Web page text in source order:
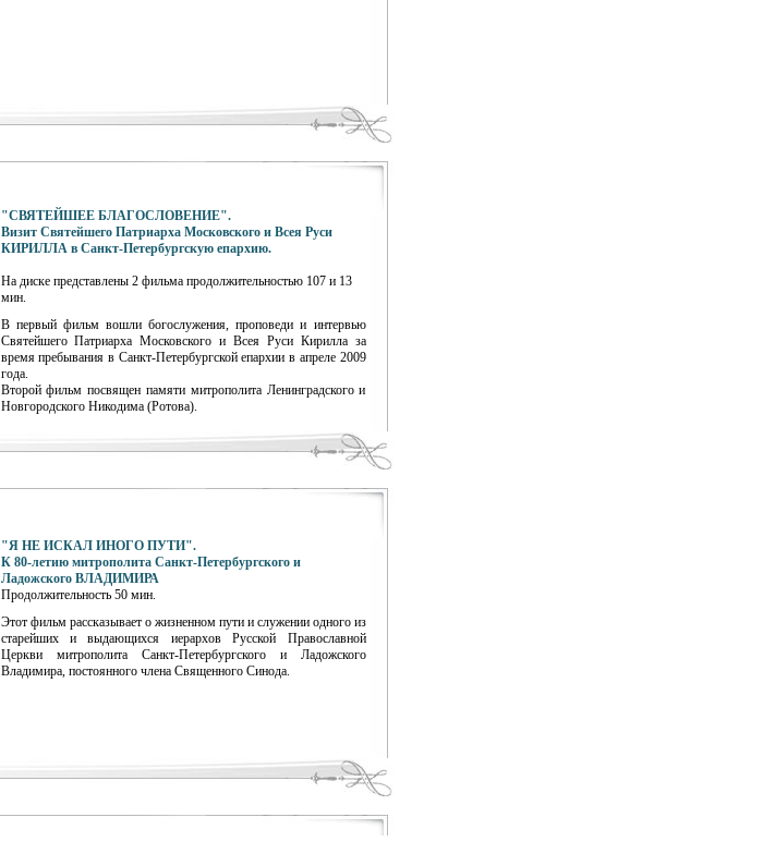
"СВЯТЕЙШЕЕ БЛАГОСЛОВЕНИЕ".
Визит Святейшего Патриарха Московского и Всея Руси
КИРИЛЛА в Санкт-Петербургскую епархию.
На диске представлены 2 фильма продолжительностью 107 и 13
мин.
В первый фильм вошли богослужения, проповеди и интервью
Святейшего Патриарха Московского и Всея Руси Кирилла за
время пребывания в Санкт-Петербургской епархии в апреле 2009
года.
Второй фильм посвящен памяти митрополита Ленинградского и
Новгородского Никодима (Ротова).
"Я НЕ ИСКАЛ ИНОГО ПУТИ".
К 80-летию митрополита Санкт-Петербургского и
Ладожского ВЛАДИМИРА
Продолжительность 50 мин.
Этот фильм рассказывает о жизненном пути и служении одного из
старейших и выдающихся иерархов Русской Православной
Церкви митрополита Санкт-Петербургского и Ладожского
Владимира, постоянного члена Священного Синода.